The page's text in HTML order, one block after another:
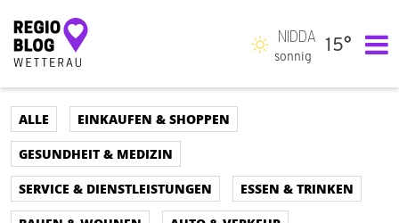
Hauptnavigation
NIDDA
sonnig
15°
ALLE
EINKAUFEN & SHOPPEN
GESUNDHEIT & MEDIZIN
SERVICE & DIENSTLEISTUNGEN
ESSEN & TRINKEN